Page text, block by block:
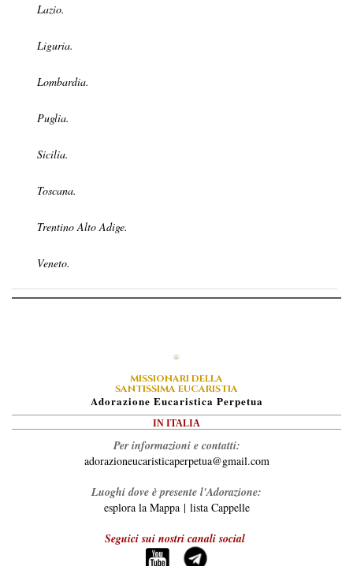
Lazio.
Liguria.
Lombardia.
Puglia.
Sicilia.
Toscana.
Trentino Alto Adige.
Veneto.
MISSIONARI DELLA
SANTISSIMA EUCARISTIA
ADorazione EUcaristica PErpetua
IN ITALIA
Per informazioni e contatti:
adorazioneucaristicaperpetua@gmail.com
Luoghi dove è presente l'Adorazione:
esplora la Mappa| lista Cappelle
Seguici sui nostri canali social